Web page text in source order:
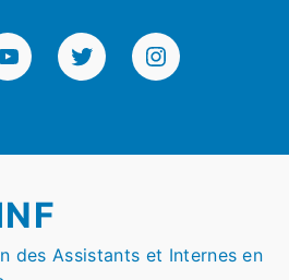
TwitterInstagram
des Assistants et Internes en